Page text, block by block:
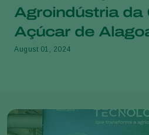
Agroindústria da
Açúcar de
August 01, 2024